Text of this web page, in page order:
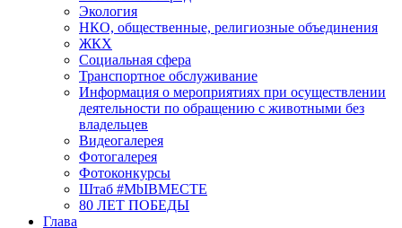
Экология
НКО, общественные, религиозные объединения
ЖКХ
Социальная сфера
Транспортное обслуживание
Информация о мероприятиях при осуществлении
деятельности по обращению с животными без
владельцев
Видеогалерея
Фотогалерея
Фотоконкурсы
Штаб #MbIBMECTE
80 ЛЕТ ПОБЕДЫ
Глава